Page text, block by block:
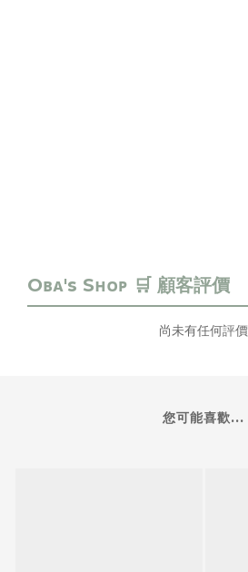
尚未有任何評價
您可能喜歡...